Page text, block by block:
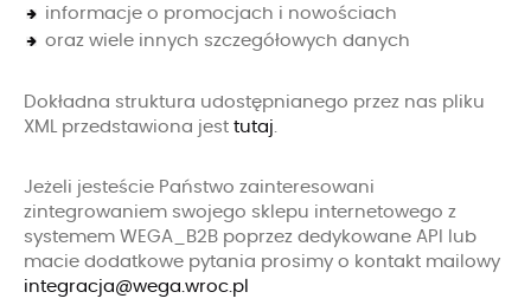
informacje o promocjach i nowościach
oraz wiele innych szczegółowych danych
Dokładna struktura udostępnianego przez nas pliku
XML przedstawiona jest tutaj.
Jeżeli jesteście Państwo zainteresowani
zintegrowaniem swojego sklepu internetowego z
systemem WEGA_B2B poprzez dedykowane API lub
macie dodatkowe pytania prosimy o kontakt mailowy
integracja@wega.wroc.pl